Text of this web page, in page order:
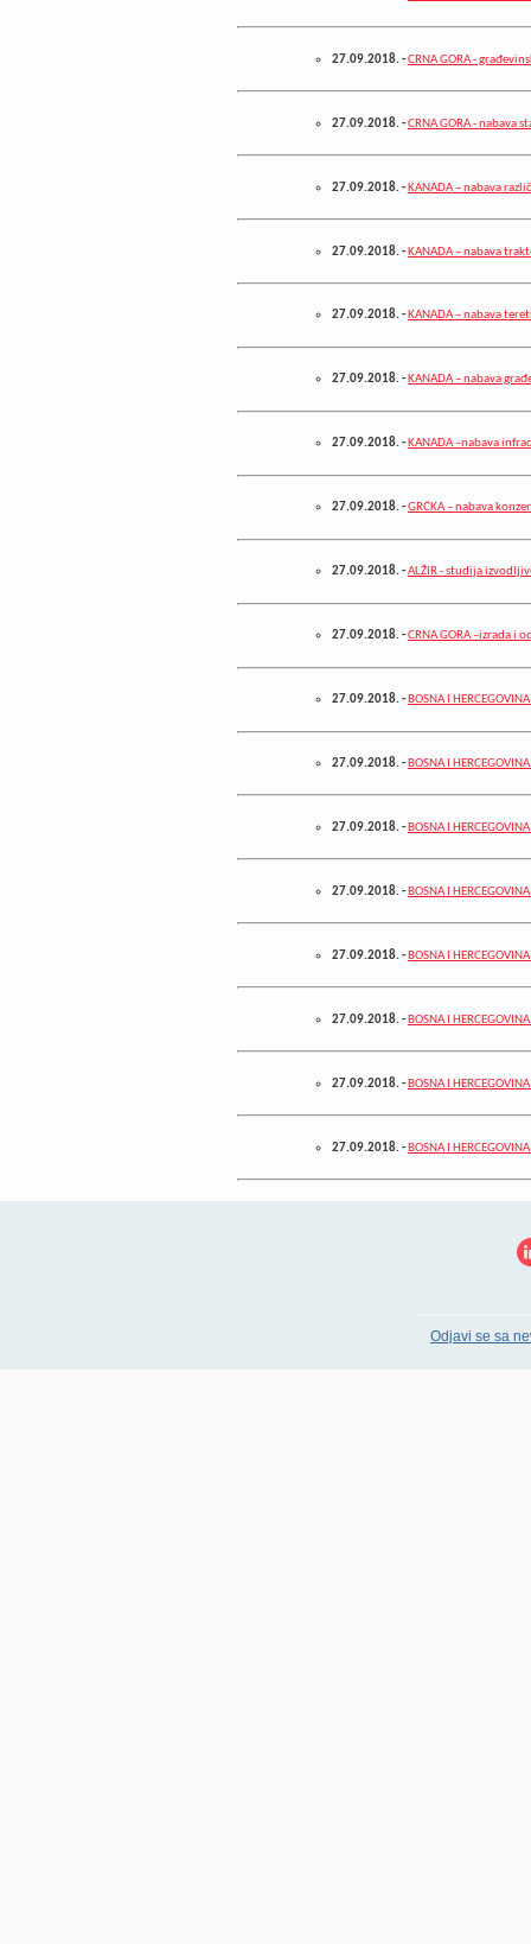
27.09.2018.-CRNA GORA -
27.09.2018.-CRNA GORA - nabava
27.09.2018.- KANADA – nabava
27.09.2018.- KANADA – nabava
27.09.2018.-KANADA – nabava
27.09.2018.-KANADA – nabava
27.09.2018.-KANADA –nabava
27.09.2018.-GRČKA – nabava
27.09.2018.-ALŽIR - studija
27.09.2018.-CRNA GORA –izrada i
27.09.2018.- BOSNA I
27.09.2018.- BOSNA I
27.09.2018.- BOSNA I
27.09.2018.- BOSNA I
27.09.2018.- BOSNA I
27.09.2018.- BOSNA I
27.09.2018.- BOSNA I
27.09.2018.- BOSNA I
Odjavi se sa